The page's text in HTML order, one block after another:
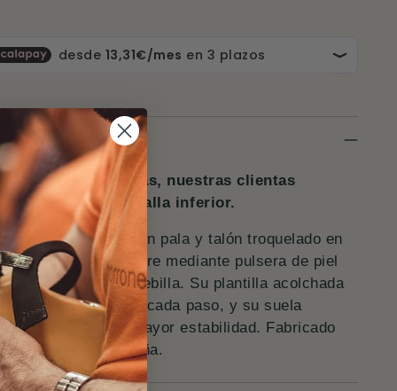
entre dos tallas, nuestras clientas
elegir la talla inferior.
plana de piel con pala y talón troquelado en
de trenzados. Cierre mediante pulsera de piel
al tobillo con hebilla. Su plantilla acolchada
brinda confort en cada paso, y su suela
permite mayor estabilidad. Fabricado
en España.